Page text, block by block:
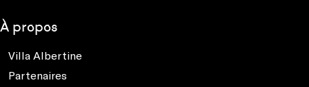
À propos
Villa Albertine
Partenaires